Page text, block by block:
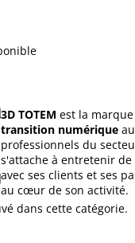
3D TOTEM est la
transition numérique
professionnels du
s'attache à entretenir
avec ses clients et ses
au cœur de son activité.
Services variés : à
dans cette catégorie.